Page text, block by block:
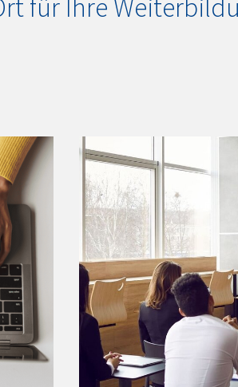
für Ihre